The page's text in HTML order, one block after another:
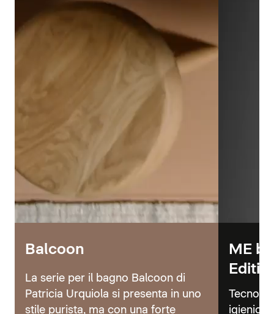
Balcoon
La serie per il bagno Balcoon di
Patricia Urquiola si presenta in uno
stile purista, ma con una forte
ME
igienici